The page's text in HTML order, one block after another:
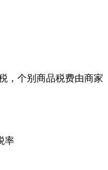
，个别商品税费由商家
率